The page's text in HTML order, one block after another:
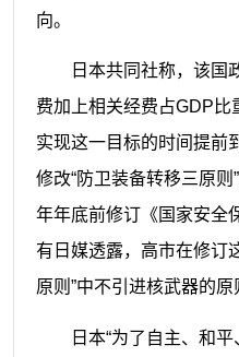
向。
日本共同社称，该国
费加上相关经费占GDP
实现这一目标的时间提前
修改“防卫装备转移三原
年年底前修订《国家安全
有日媒透露，高市在修订
原则”中不引进核武器的原
日本“为了自主、和